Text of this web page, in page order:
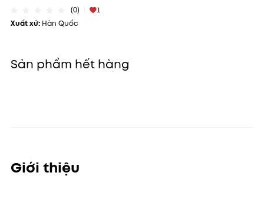
(0)
1
Xuất xứ: Hàn Quốc
Sản phẩm hết hàng
Giới thiệu